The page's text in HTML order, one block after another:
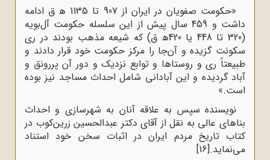
«حکومت صفویان در ایران از 907 تا 1135 ﻫ ق ادامه
داشت و 459 سال پیش از این سلسله حکومت آل‌بویه
(320 تا 448 یا 420ﻫ ق) که شیعه مذهب بودند در ری
سکونت گزیده و آن‌جا را مرکز حکومت خود قرار دادند و
طبیعتاً ری و روستا‌ها و توابع نزدیک و دور آن پررونق و
آباد گردیده و این آبادانی شامل احداث مساجد نیز بوده
است.»
نویسنده سپس به علاقه آنان به شهرسازی و احداث
بناهای عالی به نقل از آقای دکتر عبدالحسین زرین‌کوب در
کتاب تاریخ مردم ایران در اثبات سخن خود استناد
می‌نماید.[16]